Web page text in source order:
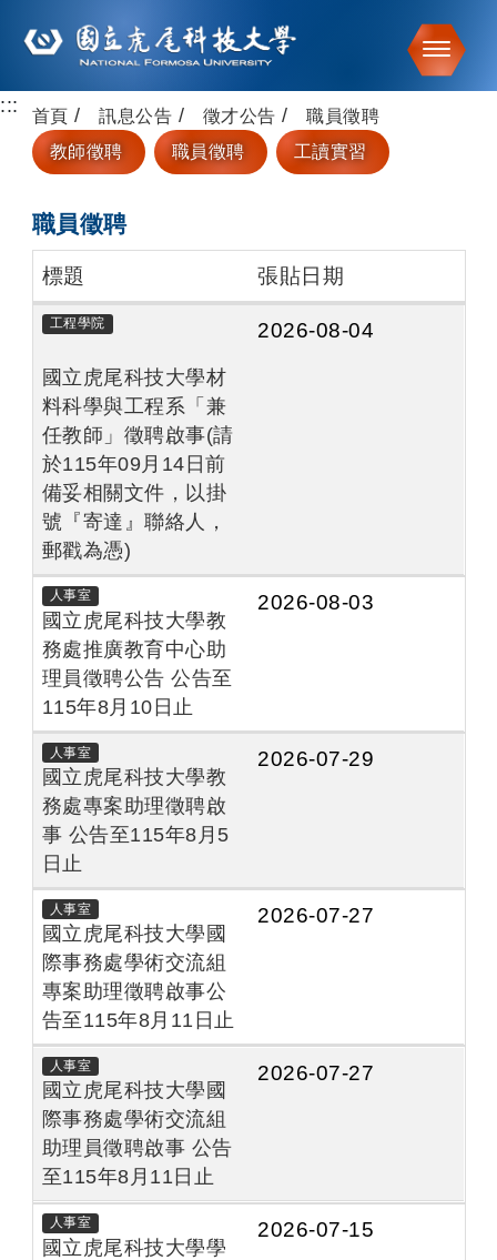
跳到主要內容
::: 首頁 訊息公告 徵才公告
職員徵聘
教師徵聘
職員徵聘 工讀實習
職員徵聘
標題 張貼日期
工程學院
國立虎尾科技大學材
料科學與工程系「兼
任教師」徵聘啟事(請
於115年09月14日前
備妥相關文件，以掛
號『寄達』聯絡人，
郵戳為憑)
2026-08-04
人事室
國立虎尾科技大學教
務處推廣教育中心助
理員徵聘公告 公告至
115年8月10日止
2026-08-03
人事室
國立虎尾科技大學教
務處專案助理徵聘啟
事 公告至115年8月5
日止
2026-07-29
人事室
國立虎尾科技大學國
際事務處學術交流組
專案助理徵聘啟事公
告至115年8月11日止
2026-07-27
人事室
國立虎尾科技大學國
際事務處學術交流組
助理員徵聘啟事 公告
至115年8月11日止
2026-07-27
人事室
國立虎尾科技大學學
2026-07-15